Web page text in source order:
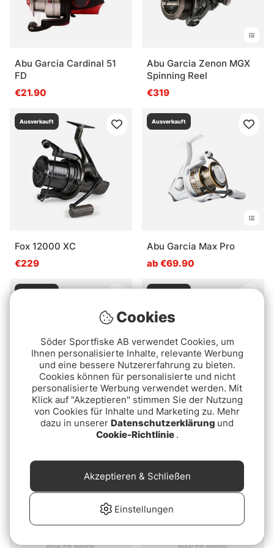
Abu Garcia Cardinal 51
FD
€21.90
Abu Garcia Zenon MGX
Spinning Reel
€319
Ausverkauft
Fox 12000 XC
€229
Ausverkauft
Abu Garcia Max Pro
ab €69.90
Daiwa 22 Prorex V LT
4000-CXH
Superdeal
Daiwa 21 Ballistic MQ LT
4000D-C
Ausverkauft
Cookies
Söder Sportfiske AB verwendet Cookies, um
Ihnen personalisierte Inhalte, relevante Werbung
und eine bessere Nutzererfahrung zu bieten.
Cookies können für personalisierte und nicht
personalisierte Werbung verwendet werden. Mit
Klick auf "Akzeptieren" stimmen Sie der Nutzung
von Cookies für Inhalte und Marketing zu. Mehr
dazu in unserer Datenschutzerklärung und
Cookie-Richtlinie .
Einstellungen
Akzeptieren & Schließen